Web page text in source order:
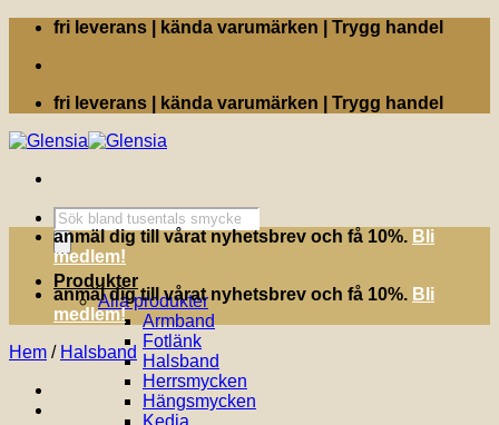
Skip
content
fri leverans | kända varumärken | Trygg handel
fri leverans | kända varumärken | Trygg handel
Produktsökning
Produkter
Alla produkter
Armband
Fotlänk
Halsband
Herrsmycken
Hängsmycken
Kedja
anmäl dig till vårat nyhetsbrev och få 10%. Bli
medlem!
anmäl dig till vårat nyhetsbrev och få 10%. Bli
medlem!
Hem / Halsband